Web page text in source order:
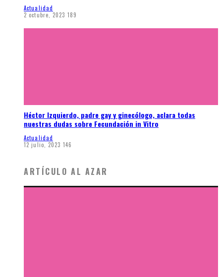
Actualidad
2 octubre, 2023 189
Héctor Izquierdo, padre gay y ginecólogo, aclara todas
nuestras dudas sobre Fecundación in Vitro
Actualidad
12 julio, 2023 146
ARTÍCULO AL AZAR